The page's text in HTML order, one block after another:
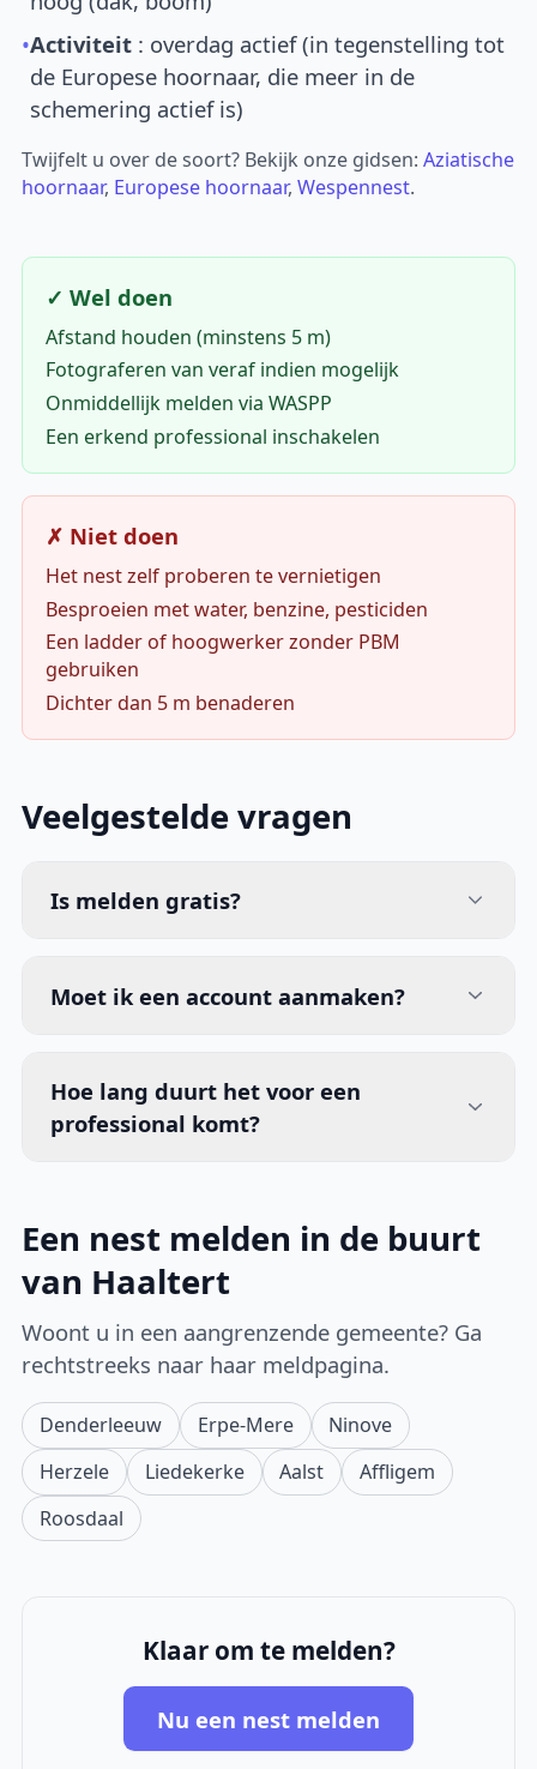
•Activiteit : overdag actief (in tegenstelling tot
de Europese hoornaar, die meer in de
schemering actief is)
Twijfelt u over de soort? Bekijk onze gidsen:Aziatische
hoornaar, Europese hoornaar,Wespennest.
✓ Wel doen
Afstand houden (minstens 5 m)
Fotograferen van veraf indien mogelijk
Onmiddellijk melden via WASPP
Een erkend professional inschakelen
✗ Niet doen
Het nest zelf proberen te vernietigen
Besproeien met water, benzine, pesticiden
Een ladder of hoogwerker zonder PBM
gebruiken
Dichter dan 5 m benaderen
Veelgestelde vragen
Is melden gratis?
Moet ik een account aanmaken?
Hoe lang duurt het voor een
professional komt?
Een nest melden in de buurt
van Haaltert
Woont u in een aangrenzende gemeente? Ga
rechtstreeks naar haar meldpagina.
Denderleeuw Erpe-Mere
Ninove
Herzele
Liedekerke Aalst
Affligem
Roosdaal
Klaar om te melden?
Nu een nest melden